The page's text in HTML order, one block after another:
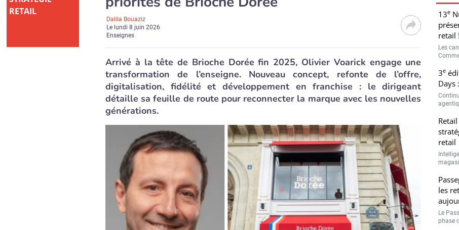
RETAIL
Dalila Bouaziz
Le lundi 8 juin 2026
Enseignes
Arrivé à la tête de Brioche Dorée fin 2025, Olivier Voarick engage une
transformation de l’enseigne. Nouveau concept, refonte de l’offre,
digitalisation, fidélité et développement en franchise : le dirigeant
détaille sa feuille de route pour reconnecter la marque avec les nouvelles
générations.
13e
retail !
Les
3e
Days
retail
les
Le
phase